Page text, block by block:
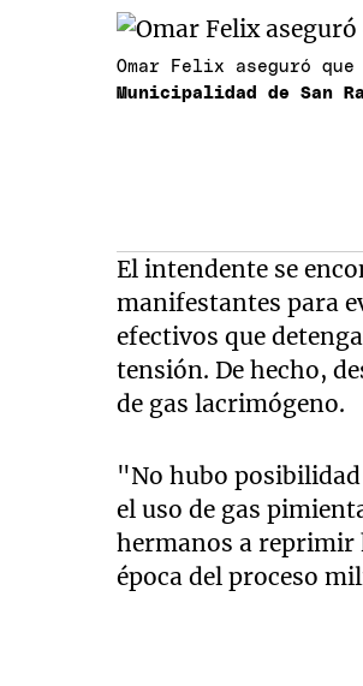
Omar Felix aseguró
Municipalidad de San
El intendente se
manifestantes para
efectivos que
tensión. De hecho,
de gas lacrimógeno.
"No hubo
el uso de gas
hermanos a reprimir
época del proceso